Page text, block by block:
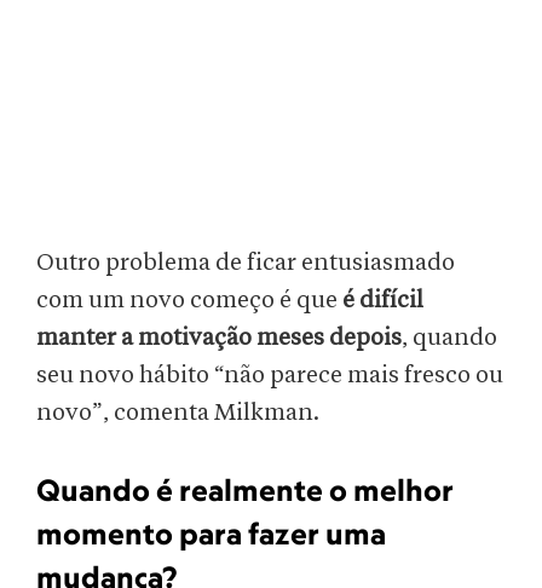
Outro problema de ficar entusiasmado
com um novo começo é que é difícil
manter a motivação meses depois, quando
seu novo hábito “não parece mais fresco ou
novo”, comenta Milkman.
Quando é realmente o melhor
momento para fazer uma
mudança?